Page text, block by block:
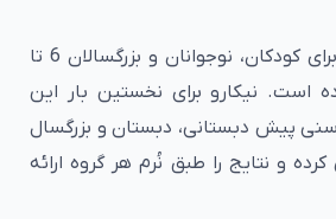
آزمون چرخش ذهنی برای کودکان، نوجوانان و بزرگسالان 6 تا
است. نیکارو برای نخستین بار این
سنی پیش دبستانی، دبستان و بزرگسال
و نتایج را طبق نُرم هر گروه ارائه